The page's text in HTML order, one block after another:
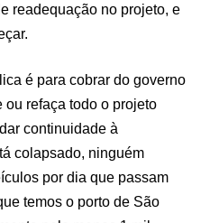
readequação no projeto, e
é para cobrar do governo
refaça todo o projeto
continuidade à
colapsado, ninguém
por dia que passam
temos o porto de São